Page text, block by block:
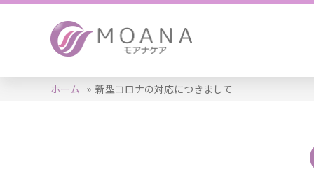
ホーム » 新型コロナの対応につきまして